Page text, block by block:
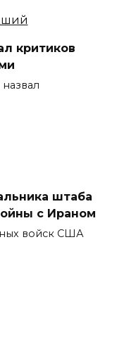
критиков
штаба
с Ираном
войск США